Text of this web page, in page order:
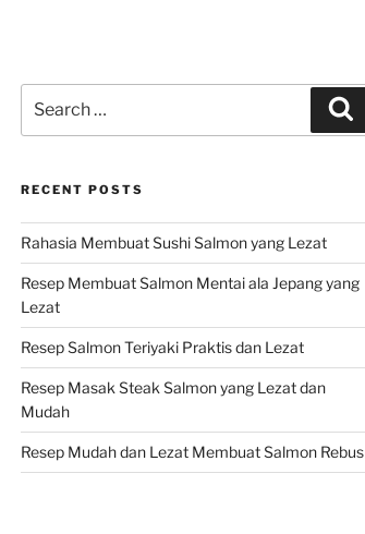
for:
RECENT POSTS
Rahasia Membuat Sushi Salmon yang Lezat
Resep Membuat Salmon Mentai ala Jepang yang
Lezat
Resep Salmon Teriyaki Praktis dan Lezat
Resep Masak Steak Salmon yang Lezat dan
Mudah
Resep Mudah dan Lezat Membuat Salmon Rebus